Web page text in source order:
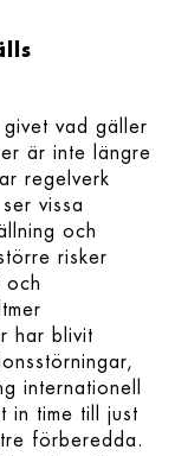
vad gäller
är inte längre
regelverk
vissa
och
risker
och
har blivit
internationell
in time till just
förberedda.